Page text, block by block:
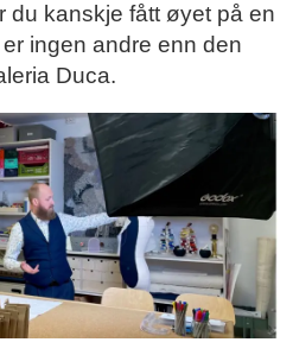
du kanskje fått øyet på en
ingen andre enn den
Duca.